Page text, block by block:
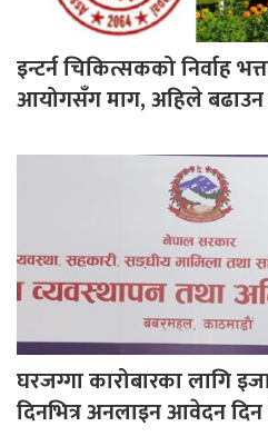
इन्टर्न चिकित्सकको निर्वाह
आयोगसँग माग, अहिले
घरजग्गा कारोबारका लागि
दिनभित्र अनलाइन आवेदन